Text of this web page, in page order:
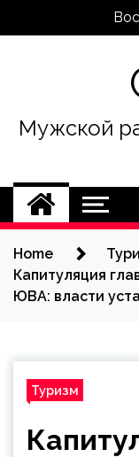
Мужской
Home
Капитуляция
ЮВА: власти
Туризм